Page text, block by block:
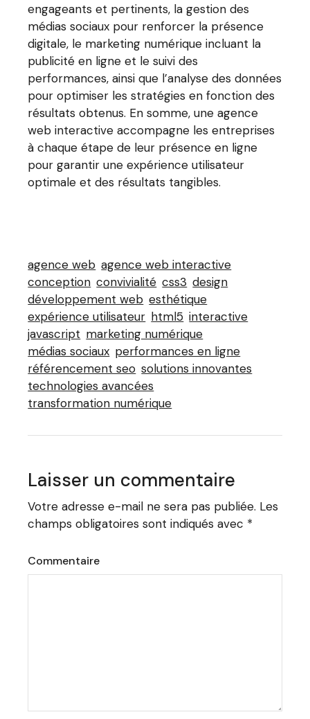
engageants et pertinents, la gestion des
médias sociaux pour renforcer la présence
digitale, le marketing numérique incluant la
publicité en ligne et le suivi des
performances, ainsi que l’analyse des données
pour optimiser les stratégies en fonction des
résultats obtenus. En somme, une agence
web interactive accompagne les entreprises
à chaque étape de leur présence en ligne
pour garantir une expérience utilisateur
optimale et des résultats tangibles.
agence web agence web interactive
conception convivialité css3 design
développement web esthétique
expérience utilisateur html5 interactive
javascript marketing numérique
médias sociaux performances en ligne
référencement seo solutions innovantes
technologies avancées
transformation numérique
Laisser un commentaire
Votre adresse e-mail ne sera pas publiée. Les
champs obligatoires sont indiqués avec *
Commentaire